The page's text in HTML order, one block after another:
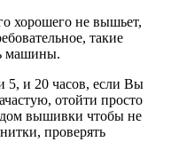
хорошего не вышьет,
такие
машины.
5, и 20 часов, если Вы
отойти просто
вышивки чтобы не
проверять